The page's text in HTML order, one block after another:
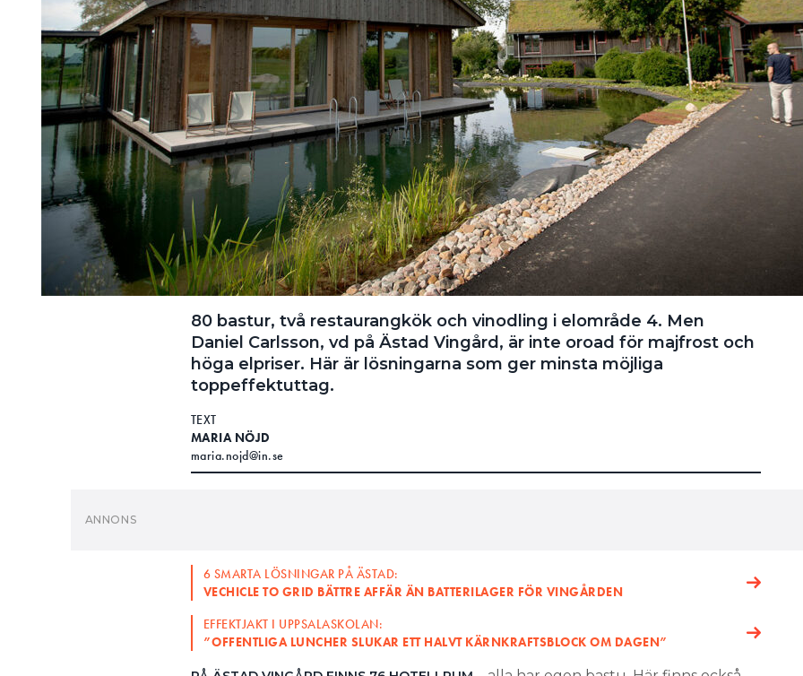
80 bastur, två restaurangkök och vinodling i elområde 4. Men
Daniel Carlsson, vd på Ästad Vingård, är inte oroad för majfrost och
höga elpriser. Här är lösningarna som ger minsta möjliga
toppeffektuttag.
TEXT
MARIA NÖJD
maria.nojd@in.se
”OFFENTLIGA LUNCHER SLUKAR ETT HALVT KÄRNKRAFTSBLOCK OM DAGEN”
PÅ ÄSTAD VINGÅRD FINNS 76 HOTELLRUM– alla har egen bastu. Här finns också
två restauranger, vinbar, konferensanläggning, spaanläggning med uppvärmd
utepool och en av Sveriges största vinodlingar. Bakom kulisserna har det
samtidigt skett teknisk utveckling på hög nivå för att skapa det bästa möjliga